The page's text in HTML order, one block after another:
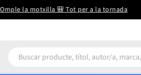
Omple la motxilla 🎒 Tot per a la tornada